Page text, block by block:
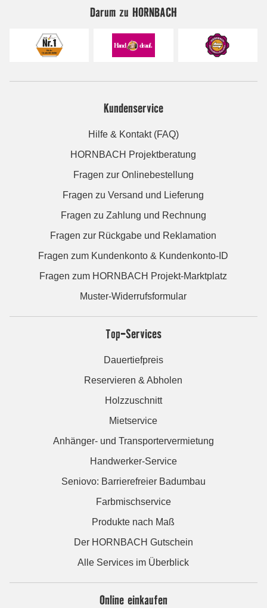
Darum zu HORNBACH
Kundenservice
Hilfe & Kontakt (FAQ)
HORNBACH Projektberatung
Fragen zur Onlinebestellung
Fragen zu Versand und Lieferung
Fragen zu Zahlung und Rechnung
Fragen zur Rückgabe und Reklamation
Fragen zum Kundenkonto & Kundenkonto-ID
Fragen zum HORNBACH Projekt-Marktplatz
Muster-Widerrufsformular
Top-Services
Dauertiefpreis
Reservieren & Abholen
Holzzuschnitt
Mietservice
Anhänger- und Transportervermietung
Handwerker-Service
Seniovo: Barrierefreier Badumbau
Farbmischservice
Produkte nach Maß
Der HORNBACH Gutschein
Alle Services im Überblick
Online einkaufen